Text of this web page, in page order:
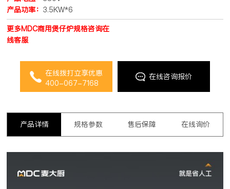
产品功率： 3.5KW*6
更多MDC商用煲仔炉规格咨询在
线客服
在线拨打立享优惠
400-067-7168
在线咨询报价
产品详情 规格参数 售后保障 在线询价